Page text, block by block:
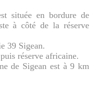
située en bordure de
à côté de la réserve
39 Sigean.
réserve africaine.
de Sigean est à 9 km